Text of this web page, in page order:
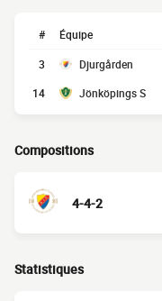
# Équipe
3 Djurgården
14
Jönköpings S
Compositions
4-4-2
Statistiques